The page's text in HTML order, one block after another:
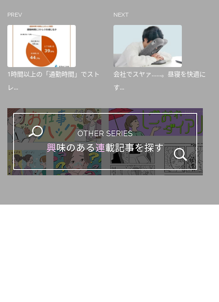
PREV
1時間以上の「通勤時間」でスト
レ...
NEXT
会社でスヤァ……。昼寝を快適に
す...